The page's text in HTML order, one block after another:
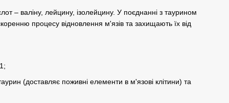
– валіну, лейцину, ізолейцину. У поєднанні з таурином
процесу відновлення м'язів та захищають їх від
(доставляє поживні елементи в м'язові клітини) та